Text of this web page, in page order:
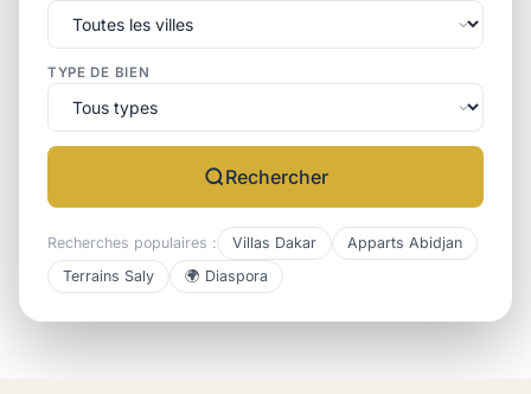
TYPE DE BIEN
Rechercher
Recherches populaires : Villas Dakar
Apparts Abidjan
Terrains Saly
🌍 Diaspora